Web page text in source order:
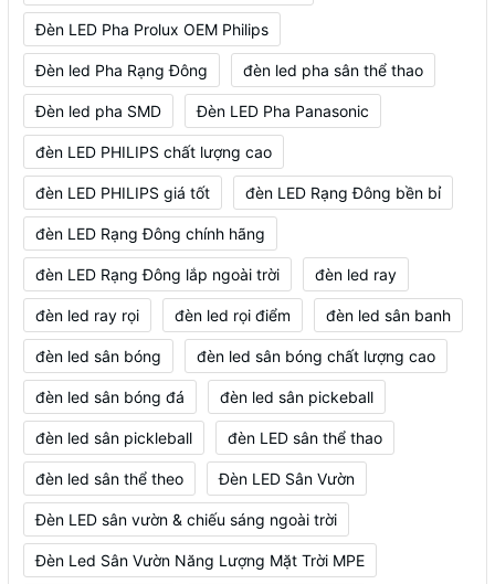
Đèn LED Pha Prolux OEM Philips
Đèn led Pha Rạng Đông đèn led pha sân thể thao
Đèn led pha SMD Đèn LED Pha Panasonic
đèn LED PHILIPS chất lượng cao
đèn LED PHILIPS giá tốt đèn LED Rạng Đông bền bỉ
đèn LED Rạng Đông chính hãng
đèn LED Rạng Đông lắp ngoài trời đèn led ray
đèn led ray rọi đèn led rọi điểm đèn led sân banh
đèn led sân bóng đèn led sân bóng chất lượng cao
đèn led sân bóng đá đèn led sân pickeball
đèn led sân pickleball đèn LED sân thể thao
đèn led sân thể theo Đèn LED Sân Vườn
Đèn LED sân vườn & chiếu sáng ngoài trời
Đèn Led Sân Vườn Năng Lượng Mặt Trời MPE